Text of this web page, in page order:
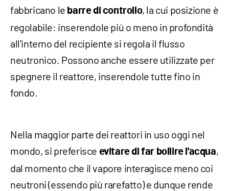
fabbricano le barre di controllo, la cui posizione è
regolabile: inserendole più o meno in profondità
all'interno del recipiente si regola il flusso
neutronico. Possono anche essere utilizzate per
spegnere il reattore, inserendole tutte fino in
fondo.
Nella maggior parte dei reattori in uso oggi nel
mondo, si preferisce evitare di far bollire l'acqua,
dal momento che il vapore interagisce meno coi
neutroni (essendo più rarefatto) e dunque rende